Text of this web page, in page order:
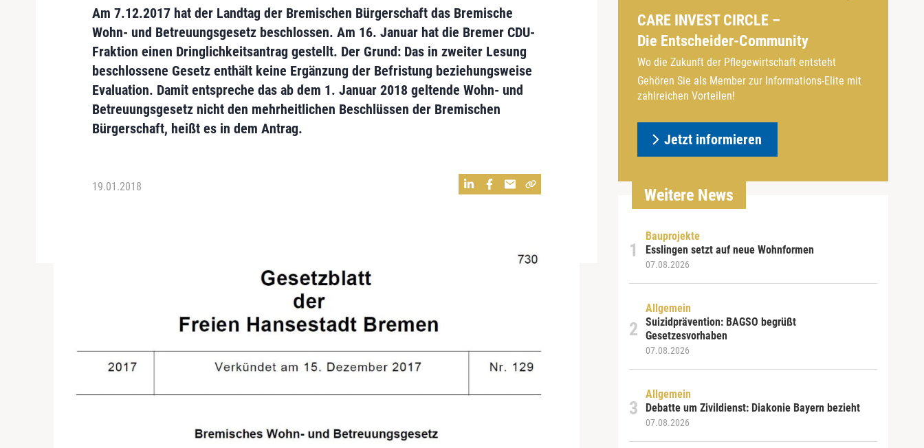
Am 7.12.2017 hat der Landtag der Bremischen Bürgerschaft das Bremische
Wohn- und Betreuungsgesetz beschlossen. Am 16. Januar hat die Bremer CDU-
Fraktion einen Dringlichkeitsantrag gestellt. Der Grund: Das in zweiter Lesung
beschlossene Gesetz enthält keine Ergänzung der Befristung beziehungsweise
Evaluation. Damit entspreche das ab dem 1. Januar 2018 geltende Wohn- und
Betreuungsgesetz nicht den mehrheitlichen Beschlüssen der Bremischen
Bürgerschaft, heißt es in dem Antrag.
19.01.2018
CARE INVEST CIRCLE –
Die Entscheider-Community
Wo die Zukunft der Pflegewirtschaft entsteht
Gehören Sie als Member zur Informations-Elite mit
zahlreichen Vorteilen!
Jetzt informieren
Weitere News
Bauprojekte
Esslingen setzt auf neue Wohnformen
07.08.2026
Allgemein
Suizidprävention: BAGSO begrüßt
Gesetzesvorhaben
07.08.2026
Allgemein
Debatte um Zivildienst: Diakonie Bayern bezieht
07.08.2026